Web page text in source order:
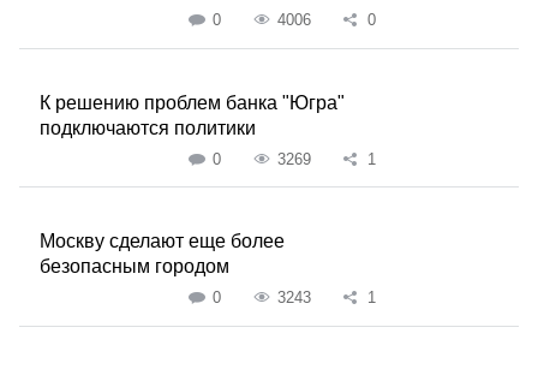
0 4006 0
К решению проблем банка "Югра"
подключаются политики
0 3269 1
Москву сделают еще более
безопасным городом
0 3243 1